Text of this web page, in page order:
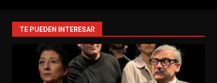
TE PUEDEN INTERESAR